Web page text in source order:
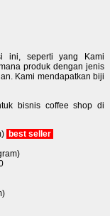
ini, seperti yang Kami
produk dengan jenis
Kami mendapatkan biji
bisnis coffee shop di
best seller